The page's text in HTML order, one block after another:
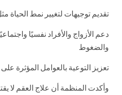
تقديم توجيهات لتغيير نمط الحياة
دعم الأزواج والأفراد نفسيًا
والضغوط
تعزيز التوعية بالعوامل المؤثرة
وأكدت المنظمة أن علاج العقم لا